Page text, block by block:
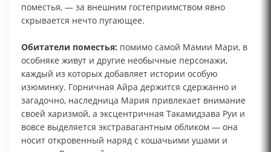
поместья, — за внешним гостеприимством явно
скрывается нечто пугающее.
Обитатели поместья: помимо самой Мамии Мари, в
особняке живут и другие необычные персонажи,
каждый из которых добавляет истории особую
изюминку. Горничная Айра держится сдержанно и
загадочно, наследница Мария привлекает внимание
своей харизмой, а эксцентричная Такамидзава Руи и
вовсе выделяется экстравагантным обликом — она
носит откровенный наряд с кошачьими ушами и